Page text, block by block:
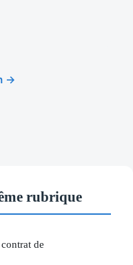
→
rubrique
de